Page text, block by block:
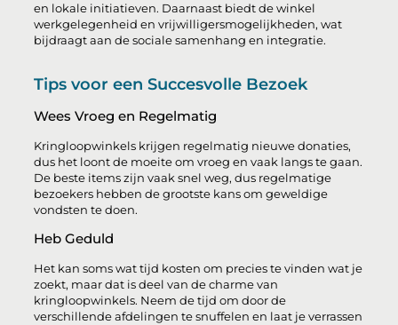
en lokale initiatieven. Daarnaast biedt de winkel
werkgelegenheid en vrijwilligersmogelijkheden, wat
bijdraagt aan de sociale samenhang en integratie.
Tips voor een Succesvolle Bezoek
Wees Vroeg en Regelmatig
Kringloopwinkels krijgen regelmatig nieuwe donaties,
dus het loont de moeite om vroeg en vaak langs te gaan.
De beste items zijn vaak snel weg, dus regelmatige
bezoekers hebben de grootste kans om geweldige
vondsten te doen.
Heb Geduld
Het kan soms wat tijd kosten om precies te vinden wat je
zoekt, maar dat is deel van de charme van
kringloopwinkels. Neem de tijd om door de
verschillende afdelingen te snuffelen en laat je verrassen